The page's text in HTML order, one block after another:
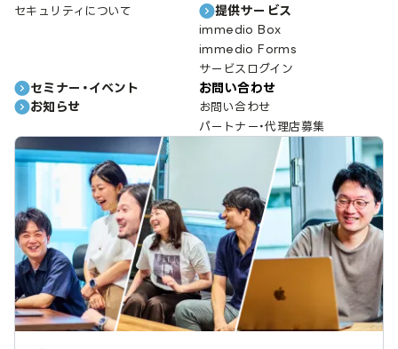
セキュリティについて
提供サービス
immedio Box
immedio Forms
サービスログイン
セミナー・イベント
お知らせ
お問い合わせ
お問い合わせ
パートナー・代理店募集